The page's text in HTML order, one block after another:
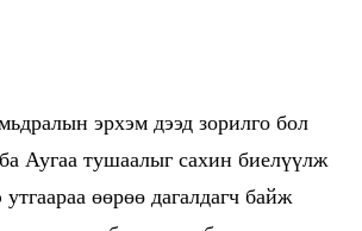
эрхэм дээд зорилго бол
Аугаа тушаалыг сахин биелүүлж
өөрөө дагалдагч байж